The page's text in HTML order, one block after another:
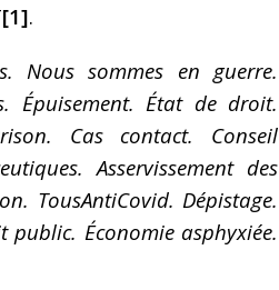
[1].
Nous sommes en guerre.
Épuisement. État de droit.
Cas contact. Conseil
Asservissement des
TousAntiCovid. Dépistage.
public. Économie asphyxiée.